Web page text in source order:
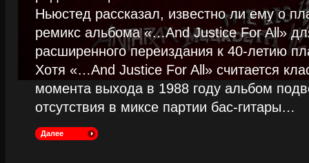
Ньюстед рассказал, известно ли ему о
ремикс альбома «…And Justice For All»
расширенного переиздания к 40-летию
Хотя «…And Justice For All» считается
момента выхода в 1988 году альбом
отсутствия в миксе партии бас-гитары…
Далее